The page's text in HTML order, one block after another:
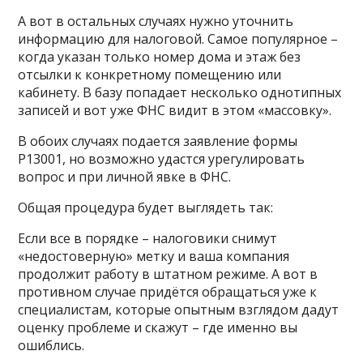
А вот в остальных случаях нужно уточнить
информацию для налоговой. Самое популярное –
когда указан только номер дома и этаж без
отсылки к конкретному помещению или
кабинету. В базу попадает несколько однотипных
записей и вот уже ФНС видит в этом «массовку».
В обоих случаях подается заявление формы
Р13001, но возможно удастся урегулировать
вопрос и при личной явке в ФНС.
Общая процедура будет выглядеть так:
Если все в порядке – налоговики снимут
«недостоверную» метку и ваша компания
продолжит работу в штатном режиме. А вот в
противном случае придётся обращаться уже к
специалистам, которые опытным взглядом дадут
оценку проблеме и скажут – где именно вы
ошиблись.